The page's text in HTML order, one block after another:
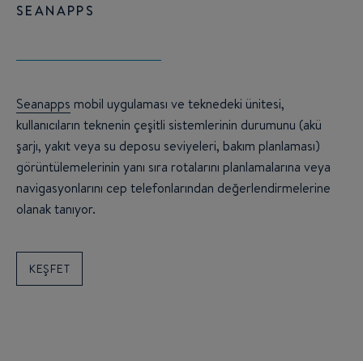
SEANAPPS
Seanapps mobil uygulaması ve teknedeki ünitesi,
kullanıcıların teknenin çeşitli sistemlerinin durumunu (akü
şarjı, yakıt veya su deposu seviyeleri, bakım planlaması)
görüntülemelerinin yanı sıra rotalarını planlamalarına veya
navigasyonlarını cep telefonlarından değerlendirmelerine
olanak tanıyor.
KEŞFET